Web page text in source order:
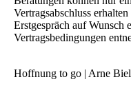
Vertragsabschluss
Erstgespräch auf Wunsch
Vertragsbedingungen
Hoffnung to go | Arne